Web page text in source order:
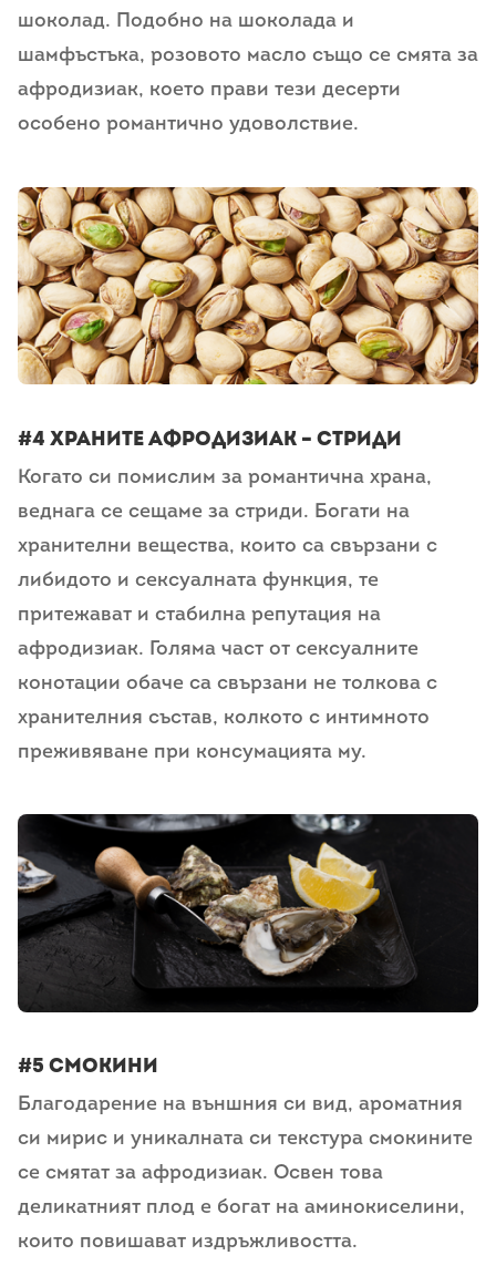
шоколад. Подобно на шоколада и
шамфъстъка, розовото масло също се смята за
афродизиак, което прави тези десерти
особено романтично удоволствие.
#4 храните афродизиак – Стриди
Когато си помислим за романтична храна,
веднага се сещаме за стриди. Богати на
хранителни вещества, които са свързани с
либидото и сексуалната функция, те
притежават и стабилна репутация на
афродизиак. Голяма част от сексуалните
конотации обаче са свързани не толкова с
хранителния състав, колкото с интимното
преживяване при консумацията му.
#5 Смокини
Благодарение на външния си вид, ароматния
си мирис и уникалната си текстура смокините
се смятат за афродизиак. Освен това
деликатният плод е богат на аминокиселини,
които повишават издръжливостта.